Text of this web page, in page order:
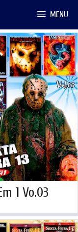
MENU
1 Vo.03